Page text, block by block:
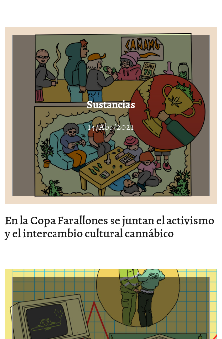
Sustancias
14/Abr/2021
En la Copa Farallones se juntan el activismo
y el intercambio cultural cannábico